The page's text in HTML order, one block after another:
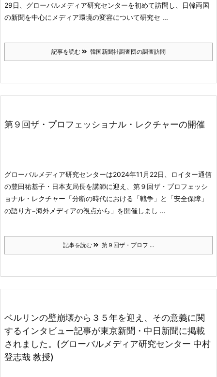
29日、グローバルメディア研究センターを初めて訪問し、日韓両国
の新聞を中心にメディア環境の変容について研究セ ...
記事を読む 韓国新聞社調査団の調査訪問
第９回ザ・プロフェッショナル・レクチャーの開催
グローバルメディア研究センターは2024年11月22日、ロイター通信
の豊田祐基子・日本支局長を講師に迎え、第９回ザ・プロフェッシ
ョナル・レクチャー「分断の時代における「戦争」と「安全保障」
の語り方−海外メディアの視点から」を開催しまし ...
記事を読む 第９回ザ・プロフ ...
ベルリンの壁崩壊から３５年を迎え、その意義に関
するインタビュー記事が東京新聞・中日新聞に掲載
されました。(グローバルメディア研究センター 中村
登志哉 教授)